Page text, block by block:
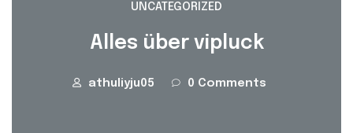
UNCATEGORIZED
Alles über vipluck
athuliyju05 0 Comments